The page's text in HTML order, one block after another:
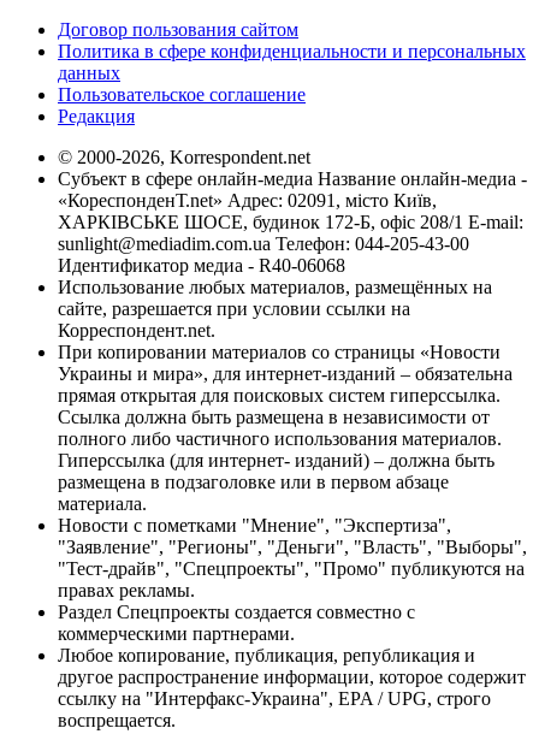
Договор пользования сайтом
Политика в сфере конфиденциальности и персональных
данных
Пользовательское соглашение
Редакция
© 2000-2026, Korrespondent.net
Субъект в сфере онлайн-медиа Название онлайн-медиа -
«КореспонденТ.net» Адрес: 02091, місто Київ,
ХАРКІВСЬКЕ ШОСЕ, будинок 172-Б, офіс 208/1 E-mail:
sunlight@mediadim.com.ua Телефон: 044-205-43-00
Идентификатор медиа - R40-06068
Использование любых материалов, размещённых на
сайте, разрешается при условии ссылки на
Корреспондент.net.
При копировании материалов со страницы «Новости
Украины и мира», для интернет-изданий – обязательна
прямая открытая для поисковых систем гиперссылка.
Ссылка должна быть размещена в независимости от
полного либо частичного использования материалов.
Гиперссылка (для интернет- изданий) – должна быть
размещена в подзаголовке или в первом абзаце
материала.
Новости с пометками "Мнение", "Экспертиза",
"Заявление", "Регионы", "Деньги", "Власть", "Выборы",
"Тест-драйв", "Спецпроекты", "Промо" публикуются на
правах рекламы.
Раздел Спецпроекты создается совместно с
коммерческими партнерами.
Любое копирование, публикация, републикация и
другое распространение информации, которое содержит
ссылку на "Интерфакс-Украина", EPA / UPG, строго
воспрещается.